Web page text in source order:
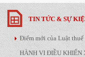
TIN TỨC & SỰ
Điểm mới của Luật thuế
HÀNH VI ĐIỀU KHIỂN